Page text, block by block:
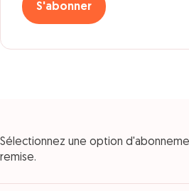
S'abonner
Sélectionnez une option
remise.